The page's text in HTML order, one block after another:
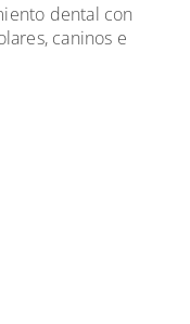
dental con
caninos e